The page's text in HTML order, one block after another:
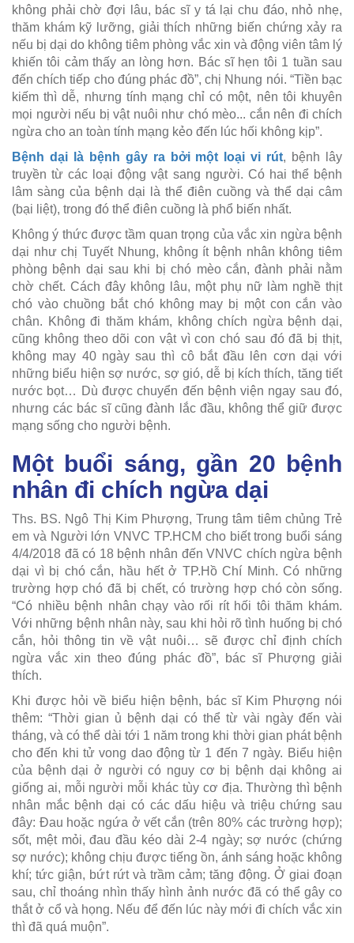
không phải chờ đợi lâu, bác sĩ y tá lại chu đáo, nhỏ nhẹ,
thăm khám kỹ lưỡng, giải thích những biến chứng xảy ra
nếu bị dại do không tiêm phòng vắc xin và động viên tâm lý
khiến tôi cảm thấy an lòng hơn. Bác sĩ hẹn tôi 1 tuần sau
đến chích tiếp cho đúng phác đồ”, chị Nhung nói. “Tiền bạc
kiếm thì dễ, nhưng tính mạng chỉ có một, nên tôi khuyên
mọi người nếu bị vật nuôi như chó mèo... cắn nên đi chích
ngừa cho an toàn tính mạng kẻo đến lúc hối không kịp”.
Bệnh dại là bệnh gây ra bởi một loại vi rút, bệnh lây
truyền từ các loại động vật sang người. Có hai thể bệnh
lâm sàng của bệnh dại là thể điên cuồng và thể dại câm
(bại liệt), trong đó thể điên cuồng là phổ biến nhất.
Không ý thức được tầm quan trọng của vắc xin ngừa bệnh
dại như chị Tuyết Nhung, không ít bệnh nhân không tiêm
phòng bệnh dại sau khi bị chó mèo cắn, đành phải nằm
chờ chết. Cách đây không lâu, một phụ nữ làm nghề thịt
chó vào chuồng bắt chó không may bị một con cắn vào
chân. Không đi thăm khám, không chích ngừa bệnh dại,
cũng không theo dõi con vật vì con chó sau đó đã bị thịt,
không may 40 ngày sau thì cô bắt đầu lên cơn dại với
những biểu hiện sợ nước, sợ gió, dễ bị kích thích, tăng tiết
nước bọt… Dù được chuyển đến bệnh viện ngay sau đó,
nhưng các bác sĩ cũng đành lắc đầu, không thể giữ được
mạng sống cho người bệnh.
Một buổi sáng, gần 20 bệnh
nhân đi chích ngừa dại
Ths. BS. Ngô Thị Kim Phượng, Trung tâm tiêm chủng Trẻ
em và Người lớn VNVC TP.HCM cho biết trong buổi sáng
4/4/2018 đã có 18 bệnh nhân đến VNVC chích ngừa bệnh
dại vì bị chó cắn, hầu hết ở TP.Hồ Chí Minh. Có những
trường hợp chó đã bị chết, có trường hợp chó còn sống.
“Có nhiều bệnh nhân chạy vào rối rít hối tôi thăm khám.
Với những bệnh nhân này, sau khi hỏi rõ tình huống bị chó
cắn, hỏi thông tin về vật nuôi… sẽ được chỉ định chích
ngừa vắc xin theo đúng phác đồ”, bác sĩ Phượng giải
thích.
Khi được hỏi về biểu hiện bệnh, bác sĩ Kim Phượng nói
thêm: “Thời gian ủ bệnh dại có thể từ vài ngày đến vài
tháng, và có thể dài tới 1 năm trong khi thời gian phát bệnh
cho đến khi tử vong dao động từ 1 đến 7 ngày. Biểu hiện
của bệnh dại ở người có nguy cơ bị bệnh dại không ai
giống ai, mỗi người mỗi khác tùy cơ địa. Thường thì bệnh
nhân mắc bệnh dại có các dấu hiệu và triệu chứng sau
đây: Đau hoặc ngứa ở vết cắn (trên 80% các trường hợp);
sốt, mệt mỏi, đau đầu kéo dài 2-4 ngày; sợ nước (chứng
sợ nước); không chịu được tiếng ồn, ánh sáng hoặc không
khí; tức giận, bứt rứt và trầm cảm; tăng động. Ở giai đoạn
sau, chỉ thoáng nhìn thấy hình ảnh nước đã có thể gây co
thắt ở cổ và họng. Nếu để đến lúc này mới đi chích vắc xin
thì đã quá muộn”.